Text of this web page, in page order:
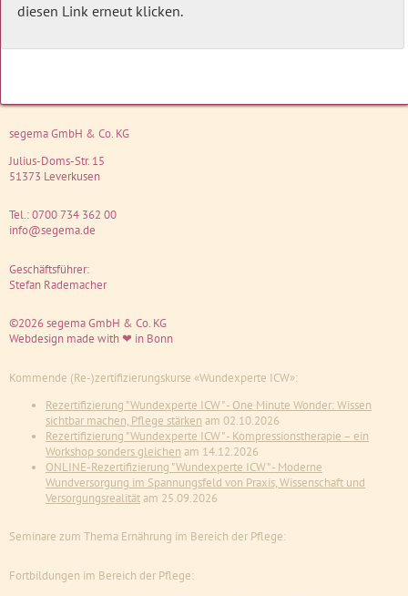
diesen Link erneut klicken.
segema GmbH & Co. KG
Julius-Doms-Str. 15
51373 Leverkusen
Tel.:0700 734 362 00
info@segema.de
Geschäftsführer:
Stefan Rademacher
©2026 segema GmbH & Co. KG
Webdesign made with ❤ in Bonn
Kommende (Re-)zertifizierungskurse «Wundexperte ICW»:
Rezertifizierung "Wundexperte ICW" - One Minute Wonder: Wissen
sichtbar machen, Pflege stärken am 02.10.2026
Rezertifizierung "Wundexperte ICW" - Kompressionstherapie – ein
Workshop sonders gleichen am 14.12.2026
ONLINE-Rezertifizierung "Wundexperte ICW" - Moderne
Wundversorgung im Spannungsfeld von Praxis, Wissenschaft und
Versorgungsrealitätam 25.09.2026
Seminare zum Thema Ernährung im Bereich der Pflege:
Fortbildungen im Bereich der Pflege: